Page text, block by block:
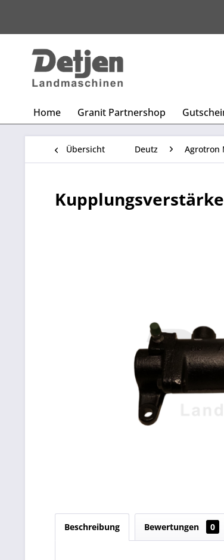
Home Granit Partnershop
Übersicht Deutz Agrotron
Beschreibung Bewertungen 0